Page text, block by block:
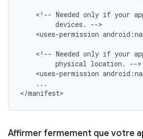
<!-- Needed only if your
devices.
<uses-permission
<!-- Needed only if your
physical location.
<uses-permission
...
Affirmer fermement que votre